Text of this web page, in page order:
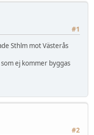
#1
Sthlm mot Västerås
ej kommer byggas
#2